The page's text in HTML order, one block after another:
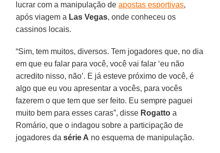
lucrar com a manipulação deapostas esportivas,
após viagem a Las Vegas, onde conheceu os
cassinos locais.
“Sim, tem muitos, diversos. Tem jogadores que, no dia
em que eu falar para você, você vai falar ‘eu não
acredito nisso, não’. E já esteve próximo de você, é
algo que eu vou apresentar a vocês, para vocês
fazerem o que tem que ser feito. Eu sempre paguei
muito bem para esses caras”, disse Rogatto a
Romário, que o indagou sobre a participação de
jogadores da série A no esquema de manipulação.